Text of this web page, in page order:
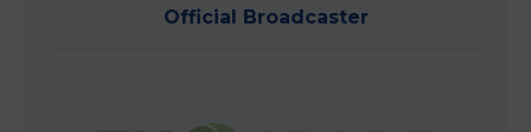
Official Broadcaster